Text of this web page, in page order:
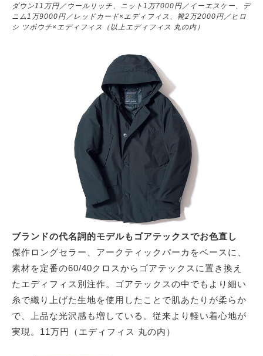
ダウン11万円／ウールリッチ、ニット1万7000円／イーエスケー、デ
ニム1万9000円／レッドカード×エディフィス、靴2万2000円／ヒロ
シ ツボウチ×エディフィス（以上エディフィス 丸の内）
ブランドの代名詞的モデルもゴアテックスでお色直し
傑作ロングセラー、アークティックパーカをベースに、
素材を定番の60/40クロスからゴアテックスに置き換え
たエディフィス別注作。ゴアテックスの中でもより細い
糸で織り上げた生地を使用したことで肌あたりが柔らか
で、上品な光沢感も増している。従来より軽い着心地が
実現。11万円（エディフィス 丸の内）